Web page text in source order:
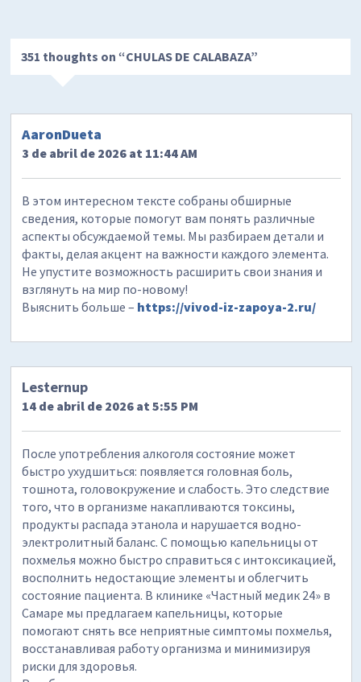
351 thoughts on “CHULAS DE CALABAZA”
AaronDueta
3 de abril de 2026 at 11:44 AM
В этом интересном тексте собраны обширные
сведения, которые помогут вам понять различные
аспекты обсуждаемой темы. Мы разбираем детали и
факты, делая акцент на важности каждого элемента.
Не упустите возможность расширить свои знания и
взглянуть на мир по-новому!
Выяснить больше – https://vivod-iz-zapoya-2.ru/
Lesternup
14 de abril de 2026 at 5:55 PM
После употребления алкоголя состояние может
быстро ухудшиться: появляется головная боль,
тошнота, головокружение и слабость. Это следствие
того, что в организме накапливаются токсины,
продукты распада этанола и нарушается водно-
электролитный баланс. С помощью капельницы от
похмелья можно быстро справиться с интоксикацией,
восполнить недостающие элементы и облегчить
состояние пациента. В клинике «Частный медик 24» в
Самаре мы предлагаем капельницы, которые
помогают снять все неприятные симптомы похмелья,
восстанавливая работу организма и минимизируя
риски для здоровья.